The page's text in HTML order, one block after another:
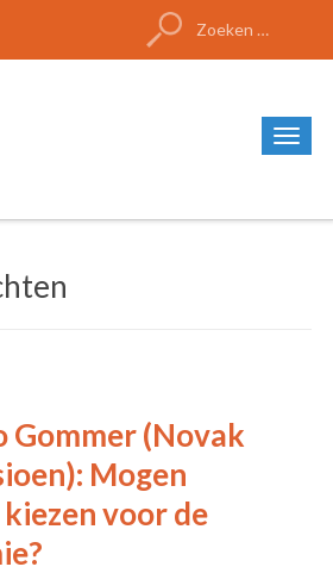
Zoeken
naar:
Gommer (Novak
Mogen
voor de